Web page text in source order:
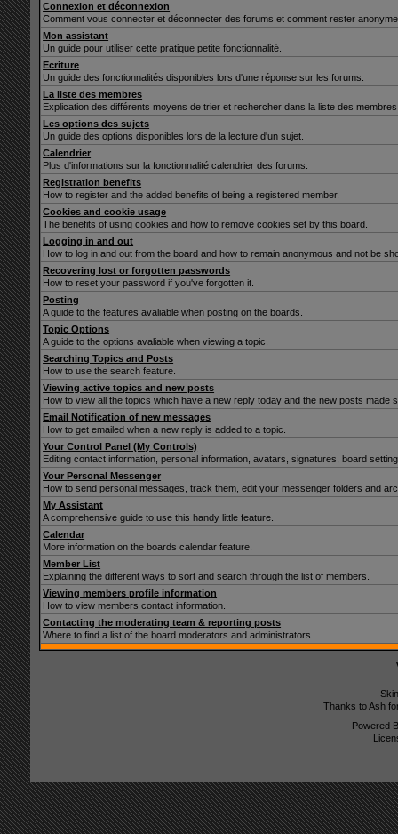
Connexion et déconnexion
Comment vous connecter et déconnecter des forums et comment rester
Mon assistant
Un guide pour utiliser cette pratique petite fonctionnalité.
Ecriture
Un guide des fonctionnalités disponibles lors d'une réponse sur les forums.
La liste des membres
Explication des différents moyens de trier et rechercher dans la liste des
Les options des sujets
Un guide des options disponibles lors de la lecture d'un sujet.
Calendrier
Plus d'informations sur la fonctionnalité calendrier des forums.
Registration benefits
How to register and the added benefits of being a registered member.
Cookies and cookie usage
The benefits of using cookies and how to remove cookies set by this board.
Logging in and out
How to log in and out from the board and how to remain anonymous and not be
Recovering lost or forgotten passwords
How to reset your password if you've forgotten it.
Posting
A guide to the features avaliable when posting on the boards.
Topic Options
A guide to the options avaliable when viewing a topic.
Searching Topics and Posts
How to use the search feature.
Viewing active topics and new posts
How to view all the topics which have a new reply today and the new posts made
Email Notification of new messages
How to get emailed when a new reply is added to a topic.
Your Control Panel (My Controls)
Editing contact information, personal information, avatars, signatures, board
Your Personal Messenger
How to send personal messages, track them, edit your messenger folders and
My Assistant
A comprehensive guide to use this handy little feature.
Calendar
More information on the boards calendar feature.
Member List
Explaining the different ways to sort and search through the list of members.
Viewing members profile information
How to view members contact information.
Contacting the moderating team & reporting posts
Where to find a list of the board moderators and administrators.
Thanks to Ash
Powered